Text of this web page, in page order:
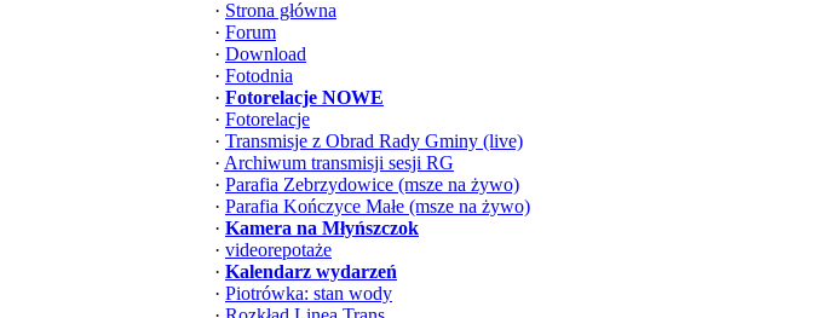
· Strona główna
· Forum
· Download
· Fotodnia
· Fotorelacje NOWE
· Fotorelacje
· Transmisje z Obrad Rady Gminy (live)
· Archiwum transmisji sesji RG
· Parafia Zebrzydowice (msze na żywo)
· Parafia Kończyce Małe (msze na żywo)
· Kamera na Młyńszczok
· videorepotaże
· Kalendarz wydarzeń
· Piotrówka: stan wody